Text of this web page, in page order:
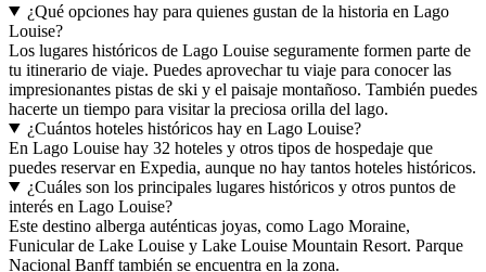
¿Qué opciones hay para quienes gustan de la historia en Lago
Louise?
Los lugares históricos de Lago Louise seguramente formen parte de
tu itinerario de viaje. Puedes aprovechar tu viaje para conocer las
impresionantes pistas de ski y el paisaje montañoso. También puedes
hacerte un tiempo para visitar la preciosa orilla del lago.
¿Cuántos hoteles históricos hay en Lago Louise?
En Lago Louise hay 32 hoteles y otros tipos de hospedaje que
puedes reservar en Expedia, aunque no hay tantos hoteles históricos.
¿Cuáles son los principales lugares históricos y otros puntos de
interés en Lago Louise?
Este destino alberga auténticas joyas, como Lago Moraine,
Funicular de Lake Louise y Lake Louise Mountain Resort. Parque
Nacional Banff también se encuentra en la zona.